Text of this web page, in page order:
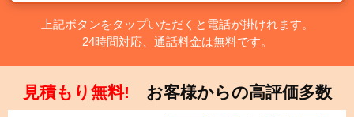
上記ボタンをタップいただくと電話が掛けれます。
24時間対応、通話料金は無料です。
見積もり無料! お客様からの高評価多数